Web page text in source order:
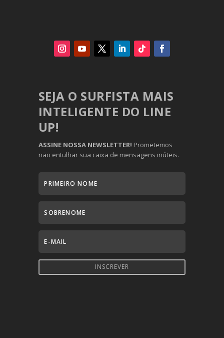
SEJA O SURFISTA MAIS
INTELIGENTE DO LINE
UP!
ASSINE NOSSA NEWSLETTER! Prometemos
não entulhar sua caixa de mensagens inúteis.
INSCREVER